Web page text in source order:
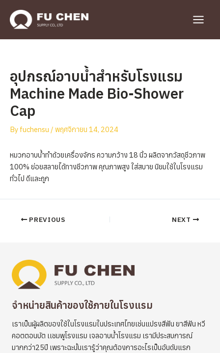
content
อุปกรณ์อาบน้ำสำหรับโรงแรม
Machine Made Bio-Shower
Cap
By fuchensu / พฤศจิกายน 14, 2024
หมวกอาบน้ำทำด้วยเครื่องจักร ความกว้าง 18 นิ้ว ผลิตจากวัสดุชีวภาพ
100% ย่อยสลายได้ทางชีวภาพ คุณภาพสูง ใส่สบาย นิยมใช้ในโรงแรม
ทั่วไป ดีและถูก
Post PREVIOUS NEXT
จำหน่ายสินค้าของใช้ภายในโรงแรม
เราเป็นผู้ผลิตของใช้ในโรงแรมในประเทศไทยเช่นแปรงสีฟัน ยาสีฟัน หวี
คอตตอนบัต เเชมพูโรงแรม เจลอาบน้ำโรงแรม เรามีประสบการณ์
มากกว่า25ปี เพราะฉะนั้นเรารู้ว่าคุณต้องการอะไรเป็นอันดับแรก